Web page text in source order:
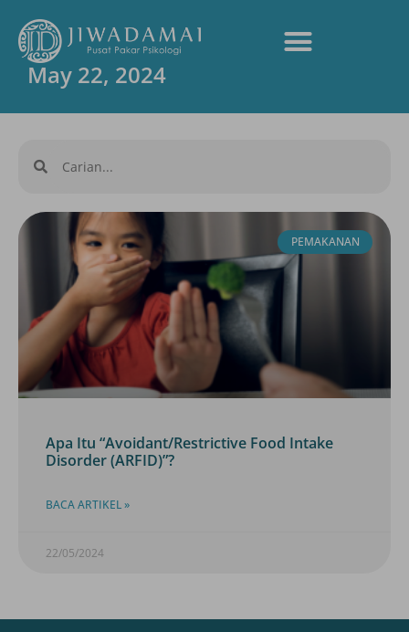
May 22, 2024
PEMAKANAN
Apa Itu “Avoidant/Restrictive Food Intake
Disorder (ARFID)”?
BACA ARTIKEL »
22/05/2024